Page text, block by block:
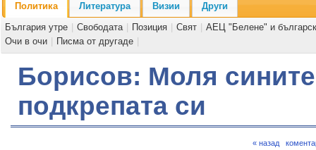
Политика Литература Визии
Други
България утре
Свободата Позиция Свят
АЕЦ "Белене" и
Очи в очи
Писма от другаде
Борисов: Моля сините
подкрепата си
« назад